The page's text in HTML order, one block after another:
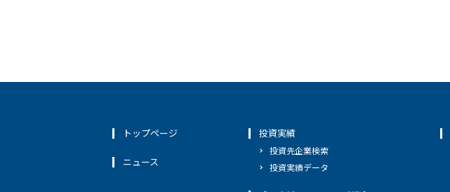
トップページ
ニュース
投資実績
投資先企業検索
投資実績データ